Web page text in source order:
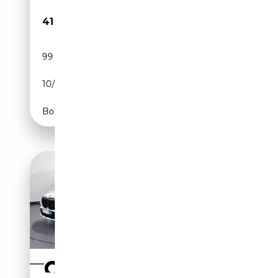
41 550€
99 983 km
10/2020
Boîte automatique